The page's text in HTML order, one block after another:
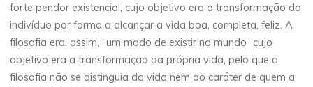
forte pendor existencial, cujo objetivo era a transformação do
indivíduo por forma a alcançar a vida boa, completa, feliz. A
filosofia era, assim, “um modo de existir no mundo” cujo
objetivo era a transformação da própria vida, pelo que a
filosofia não se distinguia da vida nem do caráter de quem a